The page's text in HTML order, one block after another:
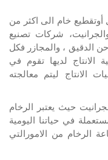
خام الى اكثر من
شركات تصنيع
الدقيق ، والمجازر فكل
لديها تقوم في
الانتاج ليتم معالجته
حيث يعتبر الرخام
في حياتنا اليومية
الرخام من الامورالتي